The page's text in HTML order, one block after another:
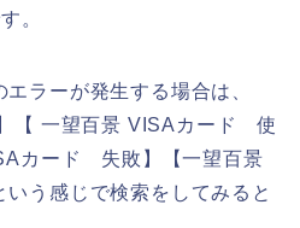
。
ラーが発生する場合は、
【 一望百景 VISAカード 使
カード 失敗】【一望百景
う感じで検索をしてみると